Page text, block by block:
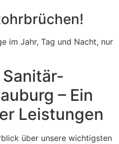
im Jahr, Tag und Nacht, nur
– Ein
Leistungen
über unsere wichtigsten